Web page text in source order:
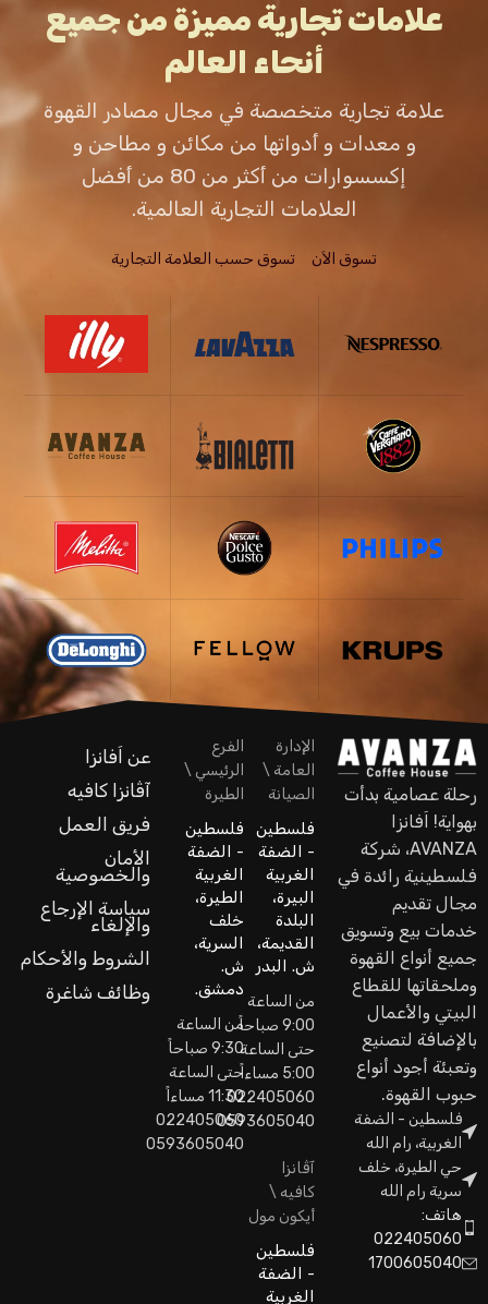
علامات تجارية مميزة من جميع
أنحاء العالم
علامة تجارية متخصصة في مجال مصادر القهوة
و معدات و أدواتها من مكائن و مطاحن و
إكسسوارات من أكثر من 80 من أفضل
العلامات التجارية العالمية.
تسوق الاَن تسوق حسب العلامة التجارية
رحلة عصامية بدأت
بهواية! اَفانزا
AVANZA، شركة
فلسطينية رائدة في
مجال تقديم
خدمات بيع وتسويق
جميع أنواع القهوة
وملحقاتها للقطاع
البيتي والأعمال
بالإضافة لتصنيع
وتعبئة أجود أنواع
حبوب القهوة.
فلسطين - الضفة
الغربية، رام الله
حي الطيرة، خلف
سرية رام الله
هاتف:
022405060
1700605040
الإدارة
العامة \
الصيانة
فلسطين
- الضفة
الغربية
البيرة،
البلدة
القديمة،
ش. البدر
من الساعة
9:00 صباحاً
حتى الساعة
5:00 مساءاً
022405060
0593605040
الفرع
الرئيسي \
الطيرة
فلسطين
- الضفة
الغربية
الطيرة،
خلف
السرية،
ش.
دمشق.
من الساعة
9:30 صباحاً
حتى الساعة
11:30 مساءاً
022405060
0593605040
آڤانزا
كافيه \
أيكون مول
فلسطين
- الضفة
الغربية
عن اَفانزا
آڤانزا كافيه
فريق العمل
الأمان
والخصوصية
سياسة الإرجاع
والإلغاء
الشروط والأحكام
وظائف شاغرة